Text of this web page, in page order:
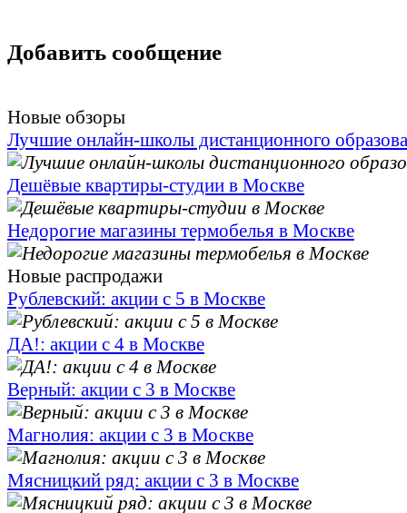
Добавить сообщение
Новые обзоры
Лучшие онлайн-школы дистанционного
Дешёвые квартиры-студии в Москве
Недорогие магазины термобелья в Москве
Новые распродажи
Рублевский: акции с 5 в Москве
ДА!: акции с 4 в Москве
Верный: акции с 3 в Москве
Магнолия: акции с 3 в Москве
Мясницкий ряд: акции с 3 в Москве